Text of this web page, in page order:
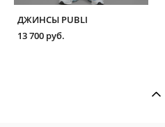
ДЖИНСЫ PUBLI
13 700 pуб.